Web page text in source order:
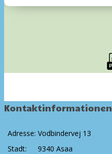
Kontaktinformationen
Adresse: Vodbindervej 13
Stadt:
9340 Asaa